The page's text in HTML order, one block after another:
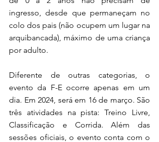
ingresso, desde que permaneçam no
colo dos pais (não ocupem um lugar na
arquibancada), máximo de uma criança
por adulto.
Diferente de outras categorias, o
evento da F-E ocorre apenas em um
dia. Em 2024, será em 16 de março. São
três atividades na pista: Treino Livre,
Classificação e Corrida. Além das